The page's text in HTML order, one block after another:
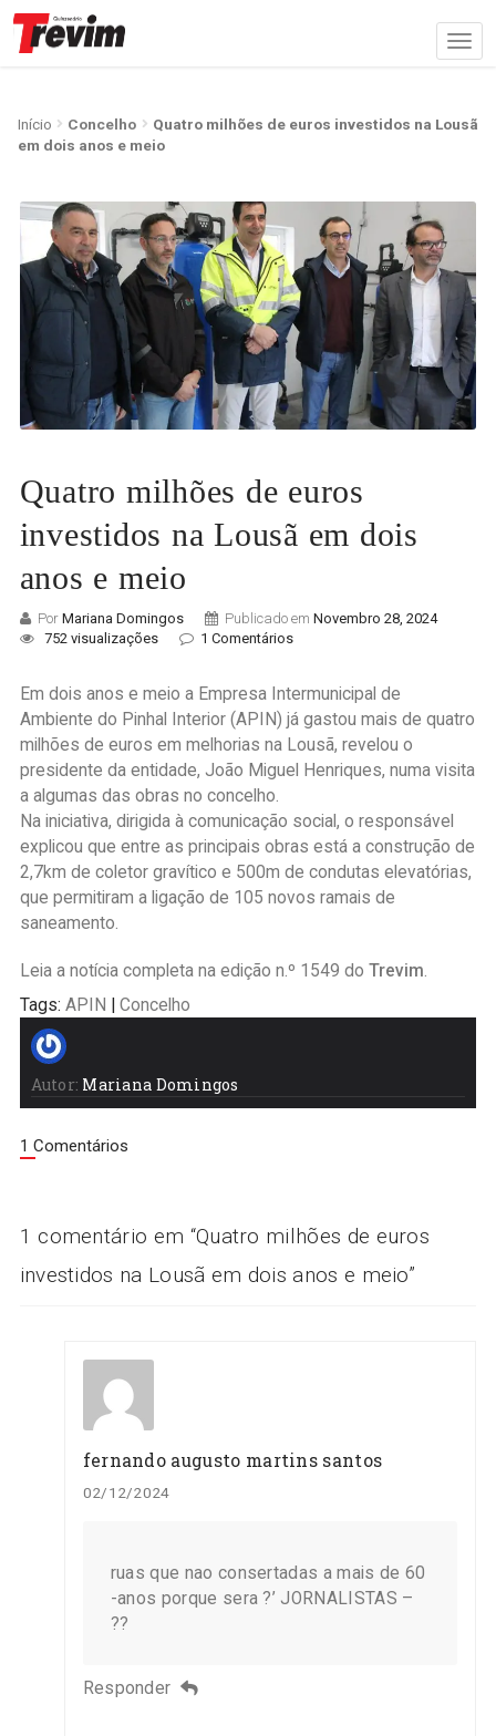
Início Concelho
Quatro milhões de euros investidos na Lousã
em dois anos e meio
Quatro milhões de euros
investidos na Lousã em dois
anos e meio
Por Mariana Domingos Publicado em Novembro 28, 2024
752 visualizações
1 Comentários
Em dois anos e meio a Empresa Intermunicipal de
Ambiente do Pinhal Interior (APIN) já gastou mais de quatro
milhões de euros em melhorias na Lousã, revelou o
presidente da entidade, João Miguel Henriques, numa visita
a algumas das obras no concelho.
Na iniciativa, dirigida à comunicação social, o responsável
explicou que entre as principais obras está a construção de
2,7km de coletor gravítico e 500m de condutas elevatórias,
que permitiram a ligação de 105 novos ramais de
saneamento.
Leia a notícia completa na edição n.º 1549 do Trevim.
Tags: APIN Concelho
Autor: Mariana Domingos
1 Comentários
1 comentário em “Quatro milhões de euros
investidos na Lousã em dois anos e meio”
fernando augusto martins santos
02/12/2024
ruas que nao consertadas a mais de 60
-anos porque sera ?’ JORNALISTAS –
??
Responder